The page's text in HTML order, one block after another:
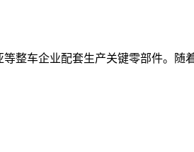
车企业配套生产关键零部件。随